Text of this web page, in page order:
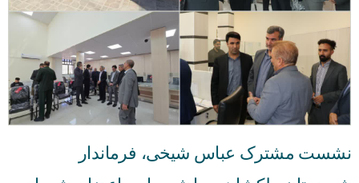
نشست مشترک عباس شیخی، فرماندار